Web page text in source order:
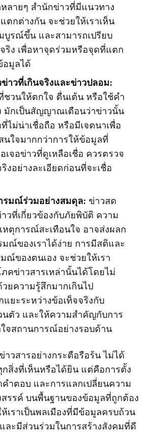
ลายๆ สำนักข่าวที่มีแนวทาง
ตกต่างกัน จะช่วยให้เราเห็น
บูรณ์ขึ้น และสามารถเปรียบ
ริง เพื่อหาจุดร่วมหรือจุดที่แตก
อมูลได้
าวที่เกินจริงและข่าวปลอม:
วนให้ตกใจ ตื่นเต้น หรือใช้คำ
มักเป็นสัญญาณเตือนว่าข่าวนั้น
ไม่น่าเชื่อถือ หรือมีเจตนาเพื่อ
นใจมากกว่าการให้ข้อมูลที่
เจอข่าวที่ดูเหลือเชื่อ ควรตรวจ
งอย่างละเอียดก่อนที่จะเชื่อ
รมณ์ร่วมอย่างสมดุล: ข่าวสด
วที่เกี่ยวข้องกับภัยพิบัติ ความ
หตุการณ์สะเทือนใจ อาจส่งผลก
ณ์ของเราได้ง่าย การมีสติและ
ณ์ของตนเอง จะช่วยให้เรา
คข่าวสารเหล่านั้นได้โดยไม่
ยความรู้สึกมากเกินไป
ยะระหว่างข้อเท็จจริงกับ
นตัว และให้ความสำคัญกับการ
จสถานการณ์อย่างรอบด้าน
วสารอย่างกระตือรือร้น ไม่ได้
กสิ่งที่เห็นหรือได้ยิน แต่คือการตั้ง
ำตอบ และการแลกเปลี่ยนความ
สรรค์ บนพื้นฐานของข้อมูลที่ถูกต้อง
ห้เราเป็นพลเมืองที่มีข้อมูลครบถ้วน
ละมีส่วนร่วมในการสร้างสังคมที่ดี